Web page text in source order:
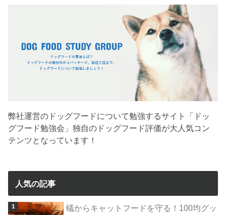
弊社運営のドッグフードについて勉強するサイト「ドッ
グフード勉強会」独自のドッグフード評価が大人気コン
テンツとなっています！
人気の記事
蟻からキャットフードを守る！100均グッ